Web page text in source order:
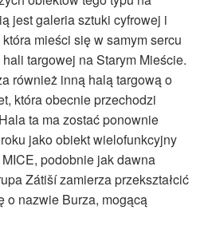
jest galeria sztuki cyfrowej i
mieści się w samym sercu
targowej na Starym Mieście.
również inną halą targową o
która obecnie przechodzi
ta ma zostać ponownie
jako obiekt wielofunkcyjny
podobnie jak dawna
Zátiší zamierza przekształcić
o nazwie Burza, mogącą